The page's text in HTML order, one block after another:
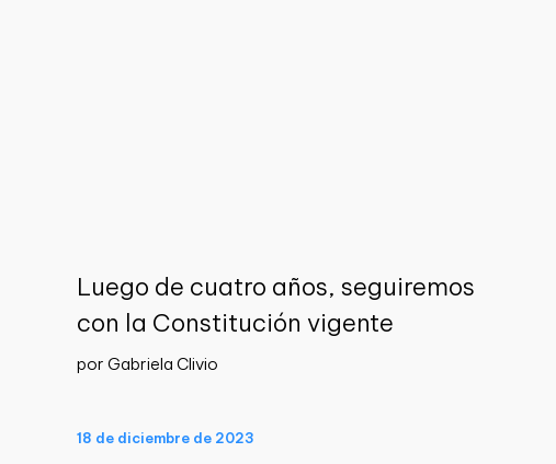
Luego de cuatro años, seguiremos
con la Constitución vigente
por Gabriela Clivio
18 de diciembre de 2023